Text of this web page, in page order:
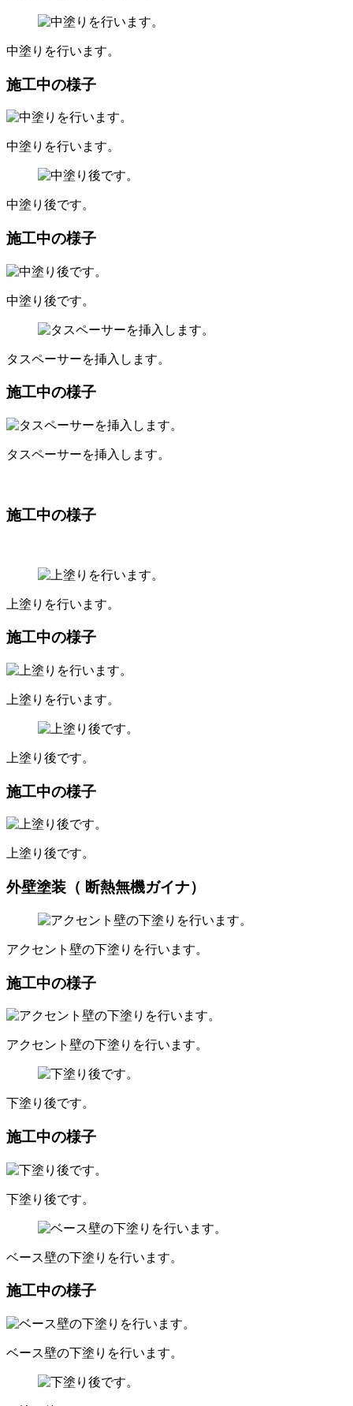
中塗りを行います。
施工中の様子
中塗りを行います。
中塗り後です。
施工中の様子
中塗り後です。
タスペーサーを挿入します。
施工中の様子
タスペーサーを挿入します。
施工中の様子
上塗りを行います。
施工中の様子
上塗りを行います。
上塗り後です。
施工中の様子
上塗り後です。
外壁塗装（ 断熱無機ガイナ）
アクセント壁の下塗りを行います。
施工中の様子
アクセント壁の下塗りを行います。
下塗り後です。
施工中の様子
下塗り後です。
ベース壁の下塗りを行います。
施工中の様子
ベース壁の下塗りを行います。